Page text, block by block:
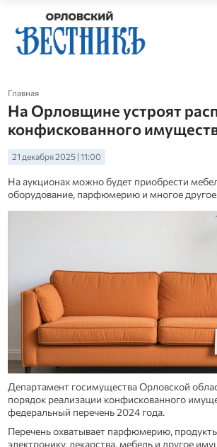
Главная
На Орловщине устроят
конфискованного
21 декабря 2025 | 11:00
На аукционах можно будет приобрести
оборудование, парфюмерию и многое
Департамент госимущества Орловской
порядок реализации конфискованного
федеральный перечень 2024 года.
Перечень охватывает парфюмерию,
электронику, лекарства, мебель и другое